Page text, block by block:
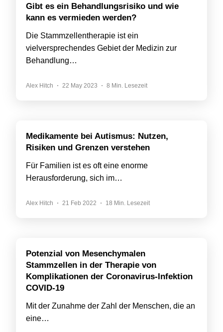
Gibt es ein Behandlungsrisiko und wie
kann es vermieden werden?
Die Stammzellentherapie ist ein
vielversprechendes Gebiet der Medizin zur
Behandlung…
Alex Hitch 22 May 2023 8 Min. Lesezeit
Medikamente bei Autismus: Nutzen,
Risiken und Grenzen verstehen
Für Familien ist es oft eine enorme
Herausforderung, sich im…
Alex Hitch 21 Feb 2022 18 Min. Lesezeit
Potenzial von Mesenchymalen
Stammzellen in der Therapie von
Komplikationen der Coronavirus-Infektion
COVID-19
Mit der Zunahme der Zahl der Menschen, die an
eine…